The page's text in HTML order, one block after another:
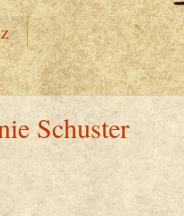
Schuster